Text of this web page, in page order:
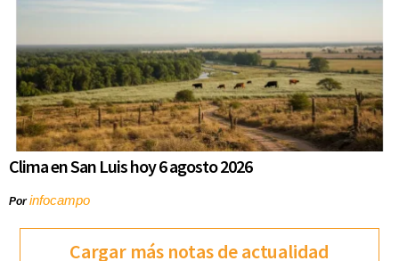
Clima en San Luis hoy 6 agosto 2026
Porinfocampo
Cargar más notas de actualidad